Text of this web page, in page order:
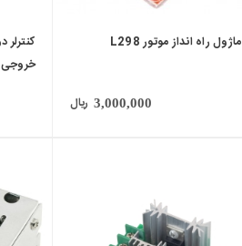
ماژول راه انداز موتور L298
3,000,000 ریال
خروجی PWM مدل CCM2US